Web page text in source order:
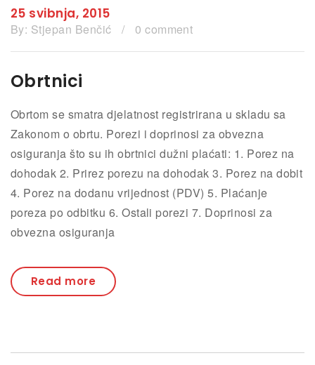
25 svibnja, 2015
By: Stjepan Benčić / 0 comment
Obrtnici
Obrtom se smatra djelatnost registrirana u skladu sa
Zakonom o obrtu. Porezi i doprinosi za obvezna
osiguranja što su ih obrtnici dužni plaćati: 1. Porez na
dohodak 2. Prirez porezu na dohodak 3. Porez na dobit
4. Porez na dodanu vrijednost (PDV) 5. Plaćanje
poreza po odbitku 6. Ostali porezi 7. Doprinosi za
obvezna osiguranja
Read more